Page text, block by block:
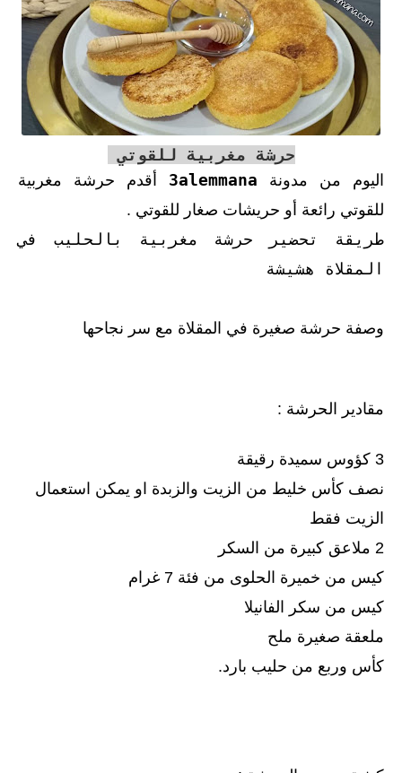
حرشة مغربية للقوتي
اليوم من مدونة 3alemmana أقدم حرشة مغربية
للقوتي رائعة أو حريشات صغار للقوتي .
طريقة تحضير حرشة مغربية بالحليب في
المقلاة هشيشة
وصفة حرشة صغيرة في المقلاة مع سر نجاحها
مقادير الحرشة :
3 كؤوس سميدة رقيقة
نصف كأس خليط من الزيت والزبدة او يمكن استعمال
الزيت فقط
2 ملاعق كبيرة من السكر
كيس من خميرة الحلوى من فئة 7 غرام
كيس من سكر الفانيلا
ملعقة صغيرة ملح
كأس وربع من حليب بارد.